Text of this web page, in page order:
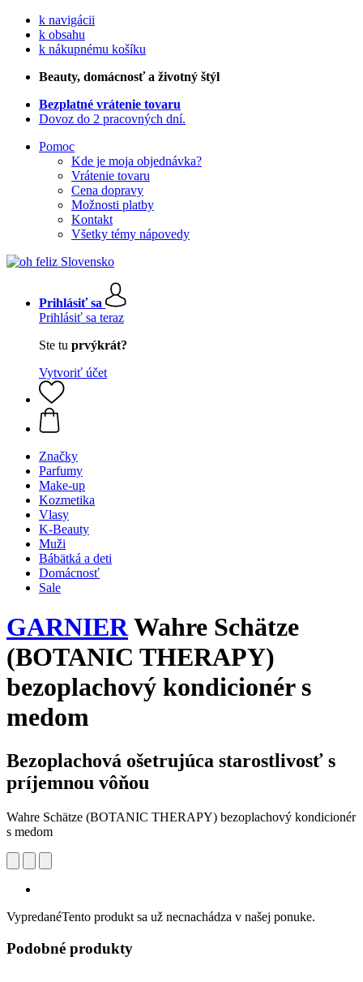
k navigácii
k obsahu
k nákupnému košíku
Beauty, domácnosť a životný štýl
Bezplatné vrátenie tovaru
Dovoz do 2 pracovných dní.
Pomoc
Kde je moja objednávka?
Vrátenie tovaru
Cena dopravy
Možnosti platby
Kontakt
Všetky témy nápovedy
Prihlásiť sa
Prihlásiť sa teraz
Ste tu prvýkrát?
Vytvoriť účet
Značky
Parfumy
Make-up
Kozmetika
Vlasy
K-Beauty
Muži
Bábätká a deti
Domácnosť
Sale
GARNIERWahre Schätze
(BOTANIC THERAPY)
bezoplachový kondicionér s
medom
Bezoplachová ošetrujúca starostlivosť s
príjemnou vôňou
Wahre Schätze (BOTANIC THERAPY) bezoplachový kondicionér
s medom
VypredanéTento produkt sa už necnachádza v našej ponuke.
Podobné produkty